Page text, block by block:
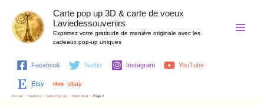
contenu
Carte pop up 3D & carte de voeux
Laviedessouvenirs
Exprimez votre gratitude de manière originale avec les
cadeaux pop-up uniques
Menu
Facebook Twitter Instagram YouTube
Etsy ebay
Accueil Products Carte Pop Up Felicitation Page 2